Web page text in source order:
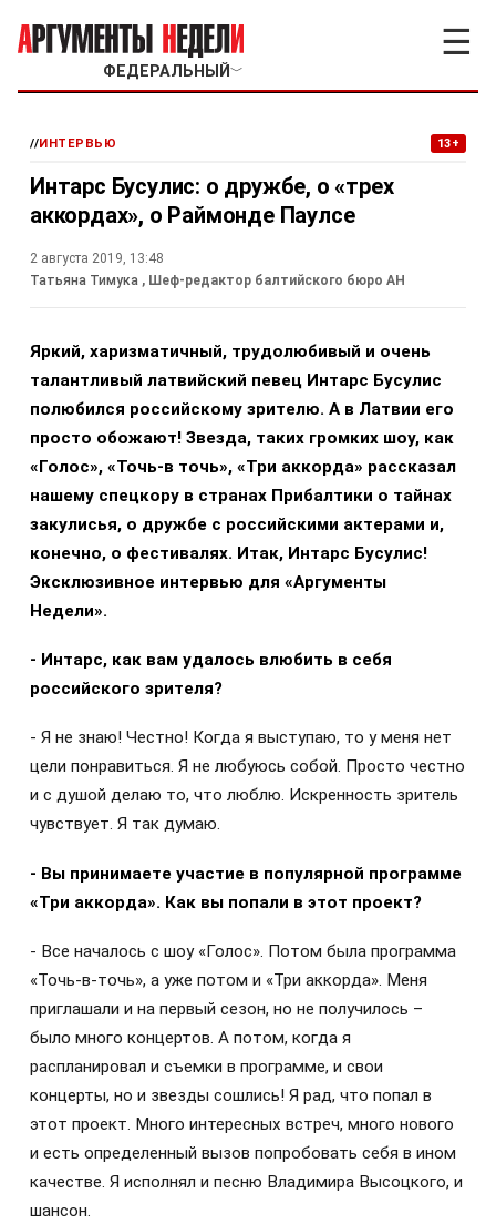
ФЕДЕРАЛЬНЫЙ ﹀
☰
//ИНТЕРВЬЮ 13+
Интарс Бусулис: о дружбе, о «трех
аккордах», о Раймонде Паулсе
2 августа 2019, 13:48
Татьяна Тимука , Шеф-редактор балтийского бюро АН
Яркий, харизматичный, трудолюбивый и очень
талантливый латвийский певец Интарс Бусулис
полюбился российскому зрителю. А в Латвии его
просто обожают! Звезда, таких громких шоу, как
«Голос», «Точь-в точь», «Три аккорда» рассказал
нашему спецкору в странах Прибалтики о тайнах
закулисья, о дружбе с российскими актерами и,
конечно, о фестивалях. Итак, Интарс Бусулис!
Эксклюзивное интервью для «Аргументы
Недели».
- Интарс, как вам удалось влюбить в себя
российского зрителя?
- Я не знаю! Честно! Когда я выступаю, то у меня нет
цели понравиться. Я не любуюсь собой. Просто честно
и с душой делаю то, что люблю. Искренность зритель
чувствует. Я так думаю.
- Вы принимаете участие в популярной программе
«Три аккорда». Как вы попали в этот проект?
- Все началось с шоу «Голос». Потом была программа
«Точь-в-точь», а уже потом и «Три аккорда». Меня
приглашали и на первый сезон, но не получилось –
было много концертов. А потом, когда я
распланировал и съемки в программе, и свои
концерты, но и звезды сошлись! Я рад, что попал в
этот проект. Много интересных встреч, много нового
и есть определенный вызов попробовать себя в ином
качестве. Я исполнял и песню Владимира Высоцкого, и
шансон.